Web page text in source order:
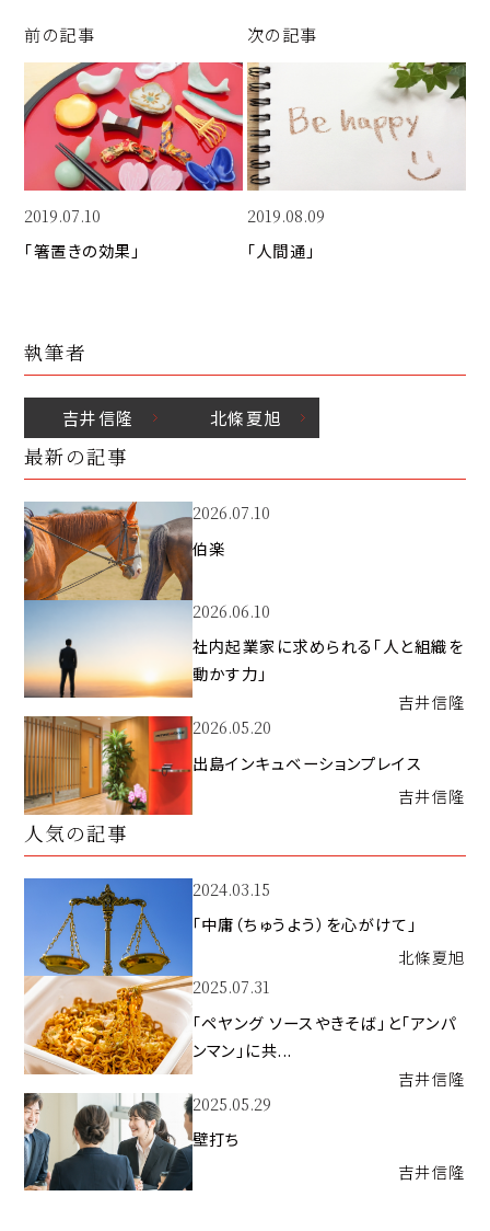
Li
n
k
o
o
k
I
n
前の記事
2019.07.10
「箸置きの効果」
次の記事
2019.08.09
「人間通」
執筆者
吉井信隆 北條夏旭
最新の記事
2026.07.10
伯楽
2026.06.10
社内起業家に求められる「人と組織を
動かす力」
吉井信隆
2026.05.20
出島インキュベーションプレイス
吉井信隆
人気の記事
2024.03.15
「中庸（ちゅうよう）を心がけて」
北條夏旭
2025.07.31
「ペヤング ソースやきそば」と「アンパ
ンマン」に共...
吉井信隆
2025.05.29
壁打ち
吉井信隆